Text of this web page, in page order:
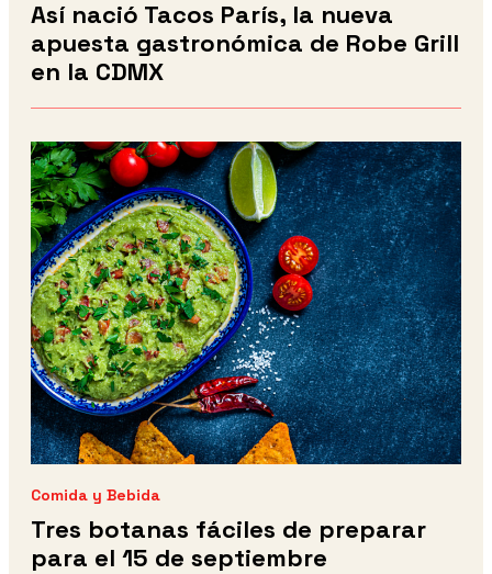
Así nació Tacos París, la nueva
apuesta gastronómica de Robe Grill
en la CDMX
Comida y Bebida
Tres botanas fáciles de preparar
para el 15 de septiembre